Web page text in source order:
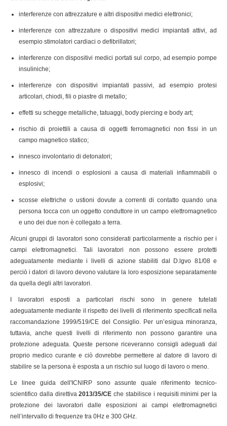
interferenze con attrezzature e altri dispositivi medici elettronici;
interferenze con attrezzature o dispositivi medici impiantati attivi, ad
esempio stimolatori cardiaci o defibrillatori;
interferenze con dispositivi medici portati sul corpo, ad esempio pompe
insuliniche;
interferenze con dispositivi impiantati passivi, ad esempio protesi
articolari, chiodi, fili o piastre di metallo;
effetti su schegge metalliche, tatuaggi, body piercing e body art;
rischio di proiettili a causa di oggetti ferromagnetici non fissi in un
campo magnetico statico;
innesco involontario di detonatori;
innesco di incendi o esplosioni a causa di materiali infiammabili o
esplosivi;
scosse elettriche o ustioni dovute a correnti di contatto quando una
persona tocca con un oggetto conduttore in un campo elettromagnetico
e uno dei due non è collegato a terra.
Alcuni gruppi di lavoratori sono considerati particolarmente a rischio per i
campi elettromagnetici. Tali lavoratori non possono essere protetti
adeguatamente mediante i livelli di azione stabiliti dal D.lgvo 81/08 e
perciò i datori di lavoro devono valutare la loro esposizione separatamente
da quella degli altri lavoratori.
I lavoratori esposti a particolari rischi sono in genere tutelati
adeguatamente mediante il rispetto dei livelli di riferimento specificati nella
raccomandazione 1999/519/CE del Consiglio. Per un’esigua minoranza,
tuttavia, anche questi livelli di riferimento non possono garantire una
protezione adeguata. Queste persone riceveranno consigli adeguati dal
proprio medico curante e ciò dovrebbe permettere al datore di lavoro di
stabilire se la persona è esposta a un rischio sul luogo di lavoro o meno.
Le linee guida dell'ICNIRP sono assunte quale riferimento tecnico-
scientifico dalla direttiva2013/35/CE che stabilisce i requisiti minimi per la
protezione dei lavoratori dalle esposizioni ai campi elettromagnetici
nell’intervallo di frequenze tra 0Hz e 300 GHz.